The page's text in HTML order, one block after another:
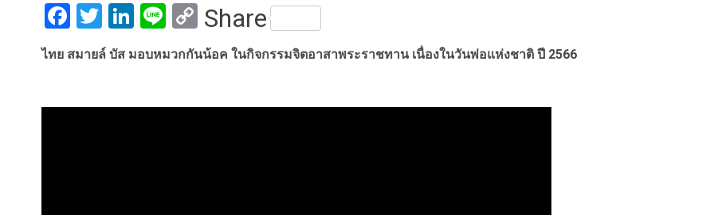
Facebook
Twitter
LinkedIn
LineCopy
Link
Share
ไทย สมายล์ บัส มอบหมวกกันน้อค ในกิจกรรมจิตอาสาพระราชทาน เนื่องในวันพ่อแห่งชาติ ปี 2566